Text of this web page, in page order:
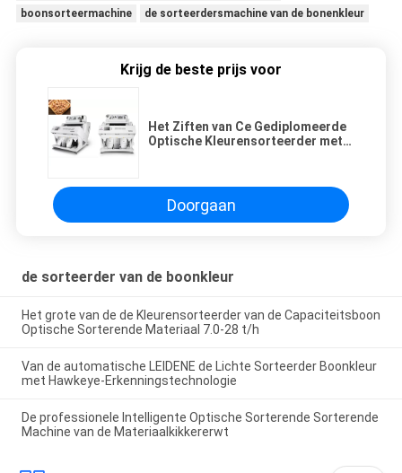
boonsorteermachine
de sorteerdersmachine van de bonenkleur
Krijg de beste prijs voor
Het Ziften van Ce Gediplomeerde
Optische Kleurensorteerder met
Doorgaan
de sorteerder van de boonkleur
Het grote van de de Kleurensorteerder van de Capaciteitsboon
Optische Sorterende Materiaal 7.0-28 t/h
Van de automatische LEIDENE de Lichte Sorteerder Boonkleur
met Hawkeye-Erkenningstechnologie
De professionele Intelligente Optische Sorterende Sorterende
Machine van de Materiaalkikkererwt